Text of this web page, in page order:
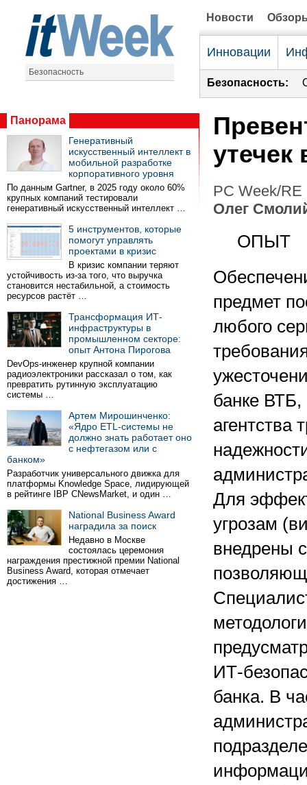
Безопасность
Новости
Инновации
Безопасность:
Панорама
Генеративный
искусственный интеллект в
мобильной разработке
корпоративного уровня
По данным Gartner, в 2025 году около 60%
крупных компаний тестировали
генеративный искусственный интеллект …
5 инструментов, которые
помогут управлять
проектами в кризис
В кризис компании теряют
устойчивость из-за того, что выручка
становится нестабильной, а стоимость
ресурсов растёт …
Трансформация ИТ-
инфраструктуры в
промышленном секторе:
опыт Антона Пирогова
DevOps-инженер крупной компании
радиоэлектроники рассказал о том, как
превратить рутинную эксплуатацию
системы …
Артем Мирошинченко:
«Ядро ETL-системы не
должно знать работает оно
с нефтегазом или с
банком»
Разработчик универсального движка для
платформы Knowledge Space, лидирующей
в рейтинге IBP CNewsMarket, и один …
National Business Award
наградила за поиск
Недавно в Москве
состоялась церемония
награждения престижной премии National
Business Award, которая отмечает
достижения …
утечек
PC Week/
Олег
ОПЫТ
предмет
любого
банке ВТБ,
агентства
Для
угрозам
внедрены
ИТ-
банка. В